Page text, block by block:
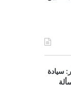
سيادة